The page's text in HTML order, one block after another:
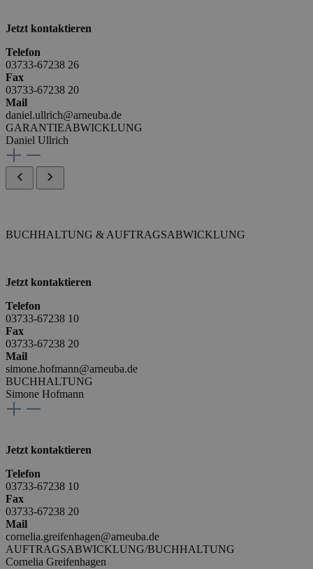
Jetzt kontaktieren
Telefon
03733-67238 26
Fax
03733-67238 20
Mail
daniel.ullrich@arneuba.de
GARANTIEABWICKLUNG
Daniel Ullrich
BUCHHALTUNG & AUFTRAGSABWICKLUNG
Jetzt kontaktieren
Telefon
03733-67238 10
Fax
03733-67238 20
Mail
simone.hofmann@arneuba.de
BUCHHALTUNG
Simone Hofmann
Jetzt kontaktieren
Telefon
03733-67238 10
Fax
03733-67238 20
Mail
cornelia.greifenhagen@arneuba.de
AUFTRAGSABWICKLUNG/BUCHHALTUNG
Cornelia Greifenhagen